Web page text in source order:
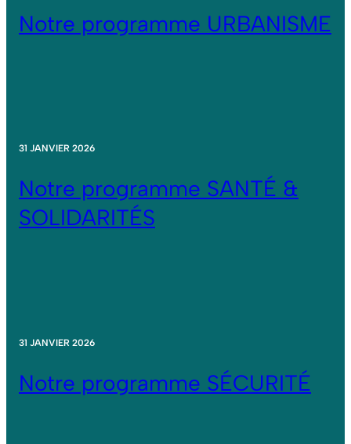
Notre programme URBANISME
31 JANVIER 2026
Notre programme SANTÉ &
SOLIDARITÉS
31 JANVIER 2026
Notre programme SÉCURITÉ